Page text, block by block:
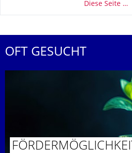
Diese Seite …
OFT GESUCHT